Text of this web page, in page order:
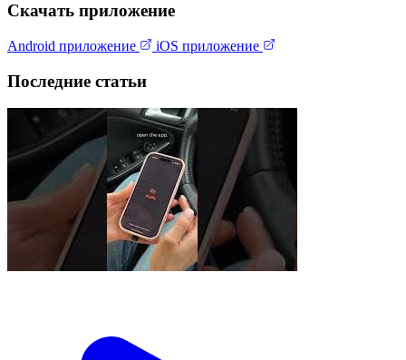
Скачать приложение
Android приложение iOS приложение
Последние статьи